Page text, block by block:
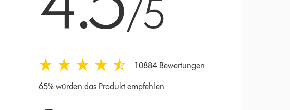
/5
10884 Bewertungen
65% würden das Produkt empfehlen